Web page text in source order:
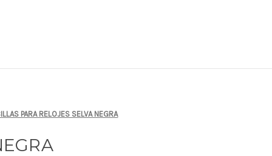
PARA RELOJES SELVA NEGRA